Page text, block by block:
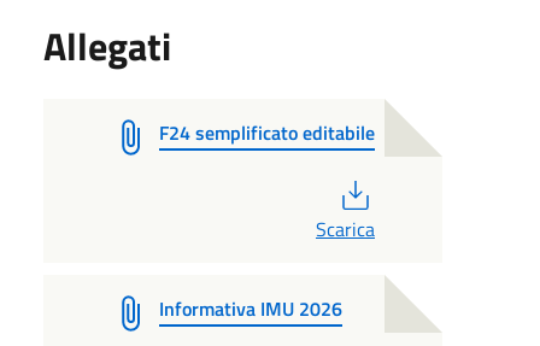
Allegati
F24 semplificato editabile
Scarica
Informativa IMU 2026